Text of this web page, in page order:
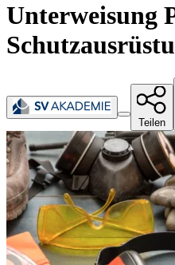
Unterweisung
Teilen